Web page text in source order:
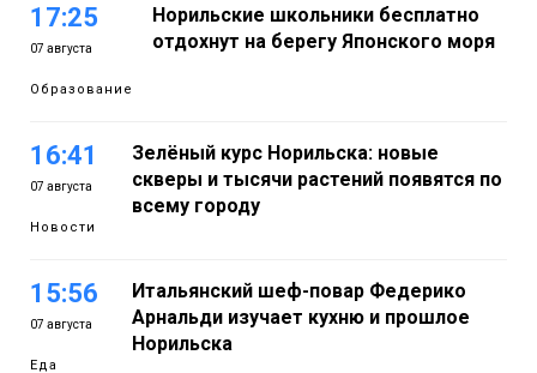
17:25
07 августа
Образование
Норильские школьники бесплатно
отдохнут на берегу Японского моря
16:41
07 августа
Новости
Зелёный курс Норильска: новые
скверы и тысячи растений появятся по
всему городу
15:56
07 августа
Еда
Итальянский шеф-повар Федерико
Арнальди изучает кухню и прошлое
Норильска